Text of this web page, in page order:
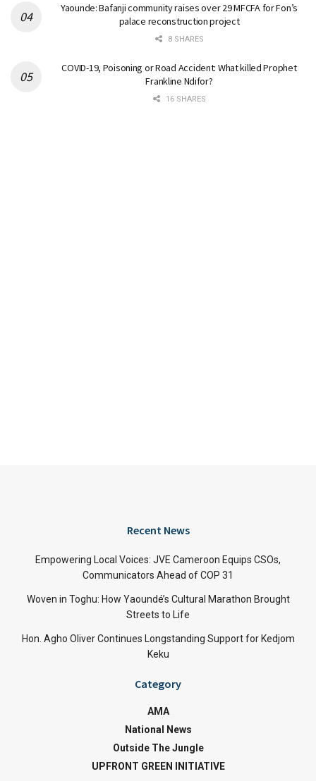
Yaounde: Bafanji community raises over 29 MFCFA for Fon’s
palace reconstruction project
8 SHARES
COVID-19, Poisoning or Road Accident: What killed Prophet
Frankline Ndifor?
16 SHARES
Recent News
Empowering Local Voices: JVE Cameroon Equips CSOs,
Communicators Ahead of COP 31
Woven in Toghu: How Yaoundé’s Cultural Marathon Brought
Streets to Life
Hon. Agho Oliver Continues Longstanding Support for Kedjom
Keku
Category
AMA
National News
Outside The Jungle
UPFRONT GREEN INITIATIVE